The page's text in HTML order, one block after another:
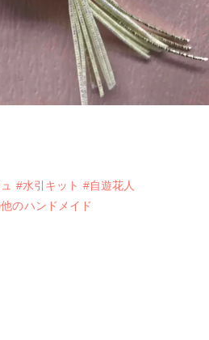
#水引キット #自遊花人
のハンドメイド